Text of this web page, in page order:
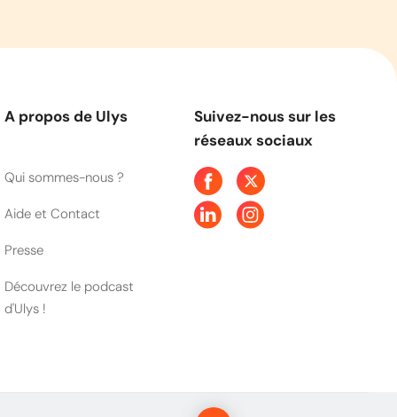
A propos de Ulys
Qui sommes-nous ?
Aide et Contact
Presse
Découvrez le podcast
d'Ulys !
Suivez-nous sur les
réseaux sociaux